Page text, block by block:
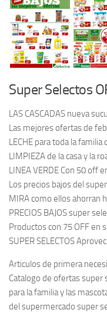
Super Selectos
LAS CASCADAS nueva
Las mejores ofertas de
LECHE para toda la
LIMPIEZA de la casa y la
LINEA VERDE Con 50 off
Los precios bajos del
MIRA como ellos ahorran
PRECIOS BAJOS super
Productos con 75 OFF en
SUPER SELECTOS
Articulos de primera
Catalogo de ofertas super
para la familia y las
del supermercado super